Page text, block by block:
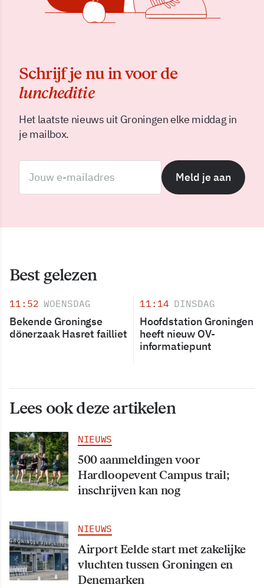
Schrijf je nu in voor de
luncheditie
Het laatste nieuws uit Groningen elke middag in
je mailbox.
Meld je aan
Best gelezen
11:52 WOENSDAG
Bekende Groningse
dönerzaak Hasret failliet
11:14 DINSDAG
Hoofdstation Groningen
heeft nieuw OV-
informatiepunt
Lees ook deze artikelen
NIEUWS
500 aanmeldingen voor
Hardloopevent Campus trail;
inschrijven kan nog
NIEUWS
Airport Eelde start met zakelijke
vluchten tussen Groningen en
Denemarken